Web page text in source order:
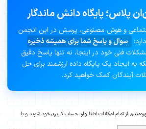
پلاس؛ پایگاه دانش ماندگار
و هوش مصنوعی، پرسش در این انجمن
سوال و پاسخ شما برای همیشه ذخیره
فنی خود در اینجا، نه تنها پاسخ دقیق
به ایجاد یک پایگاه داده ارزشمند برای حل
آیندگان کمک خواهید کرد.
از تمام امکانات لطفا وارد حساب کاربری خود شوید و یا